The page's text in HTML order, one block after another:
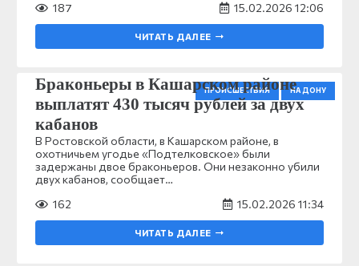
187
15.02.2026 12:06
ЧИТАТЬ ДАЛЕЕ
ПРОИСШЕСТВИЯ НА ДОНУ
Браконьеры в Кашарском районе
выплатят 430 тысяч рублей за двух
кабанов
В Ростовской области, в Кашарском районе, в
охотничьем угодье «Подтелковское» были
задержаны двое браконьеров. Они незаконно убили
двух кабанов, сообщает…
162
15.02.2026 11:34
ЧИТАТЬ ДАЛЕЕ